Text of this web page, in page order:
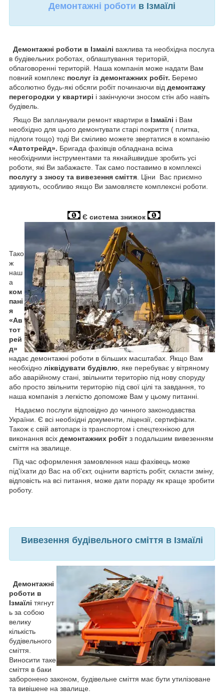
Демонтажні роботи в Ізмаїлі
Демонтажні роботи в Ізмаілі важлива та необхідна послуга
в будівельних роботах, облаштування територій,
облаговоренні територій. Наша компанія може надати Вам
повний комплекс послуг із демонтажних робіт. Беремо
абсолютно будь-які обсяги робіт починаючи від демонтажу
перегородки у квартирі і закінчуючи зносом стін або навіть
будівель.
Якщо Ви запланували ремонт квартири в Ізмаїлі і Вам
необхідно для цього демонтувати старі покриття ( плитка,
підлоги тощо) тоді Ви сміливо можете звертатися в компанію
«Автотрейд». Бригада фахівців обладнана всіма
необхідними інструментами та якнайшвидше зробить усі
роботи, які Ви забажаєте. Так само поставимо в комплексі
послугу з зносу та вивезення сміття. Ціни Вас приємно
здивують, особливо якщо Ви замовляєте комплексні роботи.
Є система знижок
Тако
ж
наш
а
ком
пані
я
«Ав
тот
рей
д»
надає демонтажні роботи в більших масштабах. Якщо Вам
необхідно ліквідувати будівлю, яке перебуває у вітряному
або аварійному стані, звільнити територію під нову споруду
або просто звільнити територію під свої цілі та завдання, то
наша компанія з легкістю допоможе Вам у цьому питанні.
Надаємо послуги відповідно до чинного законодавства
України. Є всі необхідні документи, ліцензії, сертифікати.
Також є свій автопарк із транспортом і спецтехнікою для
виконання всіх демонтажних робіт з подальшим вивезенням
сміття на звалище.
Під час оформлення замовлення наш фахівець може
під'їхати до Вас на об'єкт, оцінити вартість робіт, скласти зміну,
відповість на всі питання, може дати пораду як краще зробити
роботу.
Вивезення будівельного сміття в Ізмаїлі
Демонтажні
роботи в
Ізмаїлі тягнут
ь за собою
велику
кількість
будівельного
сміття.
Виносити таке
сміття в баки
заборонено законом, будівельне сміття має бути утилізоване
та вивішене на звалище.